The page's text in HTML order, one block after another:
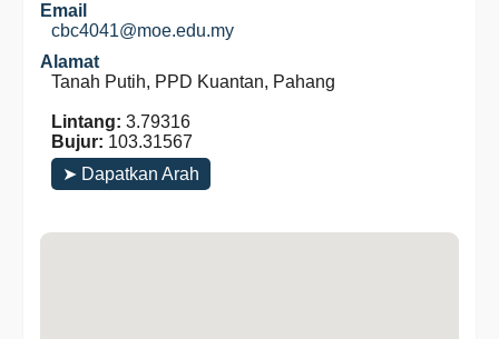
Email
cbc4041@moe.edu.my
Alamat
Tanah Putih, PPD Kuantan, Pahang
Lintang: 3.79316
Bujur: 103.31567
➤ Dapatkan Arah